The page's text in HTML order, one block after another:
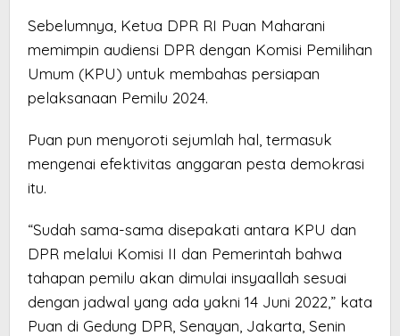
Sebelumnya, Ketua DPR RI Puan Maharani
memimpin audiensi DPR dengan Komisi Pemilihan
Umum (KPU) untuk membahas persiapan
pelaksanaan Pemilu 2024.
Puan pun menyoroti sejumlah hal, termasuk
mengenai efektivitas anggaran pesta demokrasi
itu.
“Sudah sama-sama disepakati antara KPU dan
DPR melalui Komisi II dan Pemerintah bahwa
tahapan pemilu akan dimulai insyaallah sesuai
dengan jadwal yang ada yakni 14 Juni 2022,” kata
Puan di Gedung DPR, Senayan, Jakarta, Senin